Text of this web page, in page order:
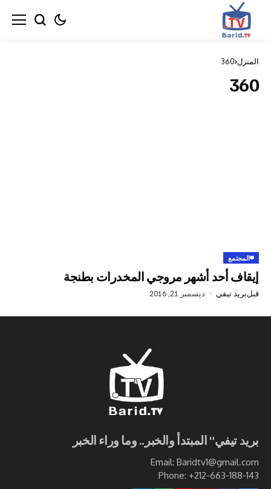
أشهر مروجي المخدرات بطنجة
ديسمبر 21, 2016
المبتدأ والخبر.. وما وراء الخبر
Email:
Phone: +212-